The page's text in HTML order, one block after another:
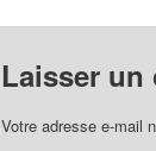
Laisser un
Votre adresse e-mail